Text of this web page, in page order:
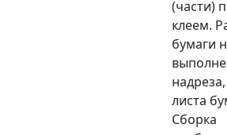
(части)
клеем.
бумаги
листа
Сборка